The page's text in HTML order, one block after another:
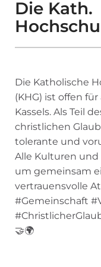
Die Kath.
Die Katholische
(KHG) ist offen
Kassels. Als Teil
christlichen
tolerante und
Alle Kulturen
um gemeinsam
vertrauensvolle
#Gemeinschaft
🤝🌍